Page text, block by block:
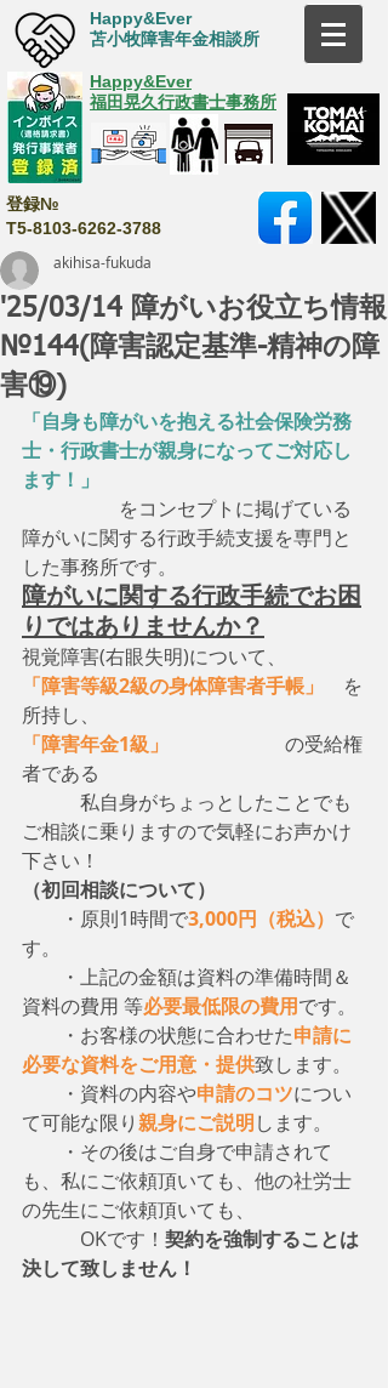
Happy&Ever
苫小牧障害年金相談所
Happy&Ever
福田晃久行政書士事務所
登録№
T5-8103-6262-3788
'25/03/14 障がいお役立ち情報
№144(障害認定基準-精神の障
害⑲)
akihisa-fukuda
「自身も障がいを抱える社会保険労務
士・行政書士が親身になってご対応し
ます！」
をコンセプトに掲げている
障がいに関する行政手続支援を専門と
した事務所です。
障がいに関する行政手続でお困
りではありませんか？
視覚障害(右眼失明)について、
「障害等級2級の身体障害者手帳」
を
所持し、
「障害年金1級」
の受給権
者である
私自身がちょっとしたことでも
ご相談に乗りますので気軽にお声かけ
下さい！
（初回相談について）
・原則1時間で3,000円（税込） で
す。
・上記の金額は資料の準備時間＆
資料の費用 等必要最低限の費用です。
・お客様の状態に合わせた申請に
必要な資料をご用意・提供致します。
・資料の内容や申請のコツについ
て可能な限り親身にご説明します。
・その後はご自身で申請されて
も、私にご依頼頂いても、他の社労士
の先生にご依頼頂いても、
OKです！ 契約を強制することは
決して致しません！